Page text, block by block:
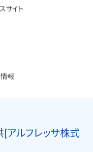
サイト
報
ルフレッサ株式